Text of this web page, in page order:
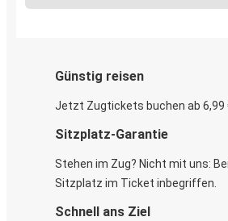
Günstig reisen
Jetzt Zugtickets buchen ab 6,99
Sitzplatz-Garantie
Stehen im Zug? Nicht mit uns:
Sitzplatz im Ticket inbegriffen.
Schnell ans Ziel